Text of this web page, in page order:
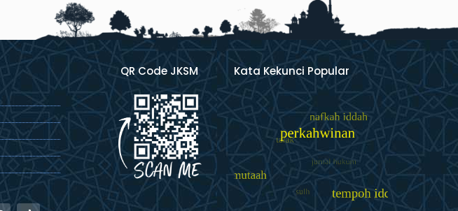
QR Code JKSM Kata Kekunci Popular